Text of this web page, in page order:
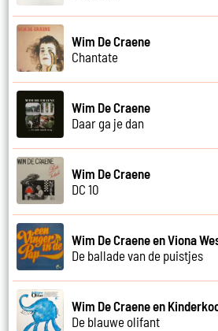
Wim De Craene
Chantate
Wim De Craene
Daar ga je dan
Wim De Craene
DC 10
Wim De Craene en Viona
De ballade van de puistjes
Wim De Craene en
De blauwe olifant